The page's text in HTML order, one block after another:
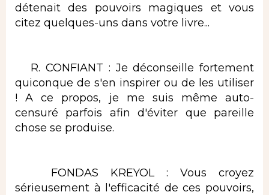
détenait des pouvoirs magiques et vous
citez quelques-uns dans votre livre...
R. CONFIANT : Je déconseille fortement
quiconque de s'en inspirer ou de les utiliser
! A ce propos, je me suis même auto-
censuré parfois afin d'éviter que pareille
chose se produise.
FONDAS KREYOL : Vous croyez
sérieusement à l'efficacité de ces pouvoirs,